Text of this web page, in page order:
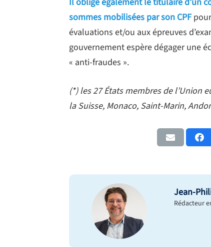
sommes mobilisées par son CPFpour
évaluations et/ou aux épreuves
gouvernement espère dégager une
« anti-fraudes ».
(*) les 27 États membres de l’Union
la Suisse, Monaco, Saint-Marin,
Jean-
Rédacteur